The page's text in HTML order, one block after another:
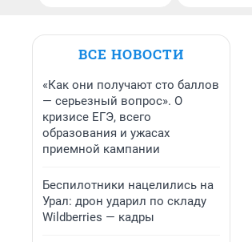
ВСЕ НОВОСТИ
«Как они получают сто баллов
— серьезный вопрос». О
кризисе ЕГЭ, всего
образования и ужасах
приемной кампании
Беспилотники нацелились на
Урал: дрон ударил по складу
Wildberries — кадры